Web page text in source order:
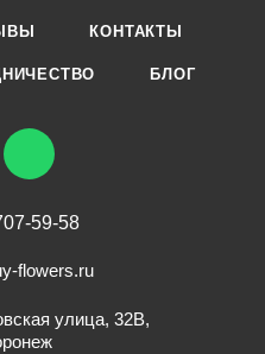
КОНТАКТЫ
БЛОГ
59-58
flowers.ru
улица, 32В,